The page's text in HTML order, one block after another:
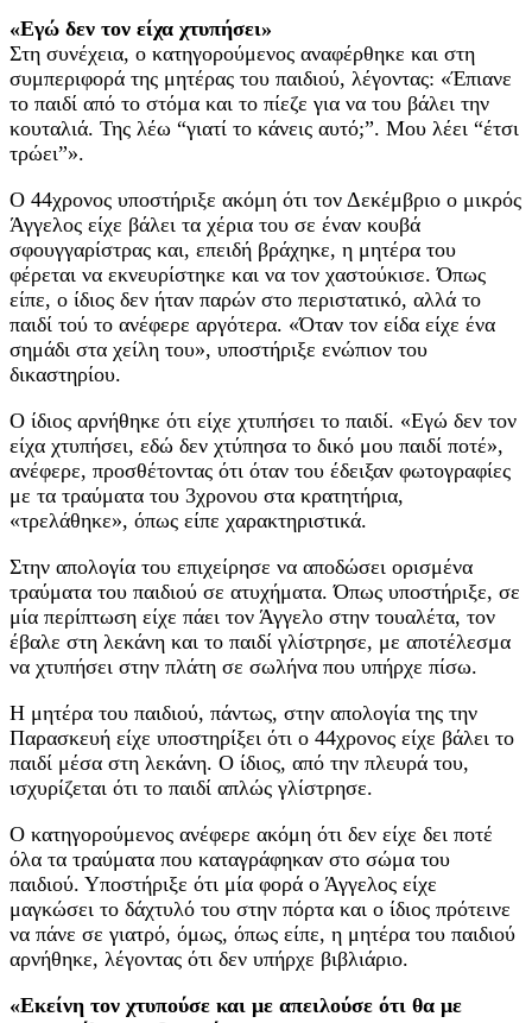
«Εγώ δεν τον είχα χτυπήσει»
Στη συνέχεια, ο κατηγορούμενος αναφέρθηκε και στη
συμπεριφορά της μητέρας του παιδιού, λέγοντας: «Έπιανε
το παιδί από το στόμα και το πίεζε για να του βάλει την
κουταλιά. Της λέω “γιατί το κάνεις αυτό;”. Μου λέει “έτσι
τρώει”».
Ο 44χρονος υποστήριξε ακόμη ότι τον Δεκέμβριο ο μικρός
Άγγελος είχε βάλει τα χέρια του σε έναν κουβά
σφουγγαρίστρας και, επειδή βράχηκε, η μητέρα του
φέρεται να εκνευρίστηκε και να τον χαστούκισε. Όπως
είπε, ο ίδιος δεν ήταν παρών στο περιστατικό, αλλά το
παιδί τού το ανέφερε αργότερα. «Όταν τον είδα είχε ένα
σημάδι στα χείλη του», υποστήριξε ενώπιον του
δικαστηρίου.
Ο ίδιος αρνήθηκε ότι είχε χτυπήσει το παιδί. «Εγώ δεν τον
είχα χτυπήσει, εδώ δεν χτύπησα το δικό μου παιδί ποτέ»,
ανέφερε, προσθέτοντας ότι όταν του έδειξαν φωτογραφίες
με τα τραύματα του 3χρονου στα κρατητήρια,
«τρελάθηκε», όπως είπε χαρακτηριστικά.
Στην απολογία του επιχείρησε να αποδώσει ορισμένα
τραύματα του παιδιού σε ατυχήματα. Όπως υποστήριξε, σε
μία περίπτωση είχε πάει τον Άγγελο στην τουαλέτα, τον
έβαλε στη λεκάνη και το παιδί γλίστρησε, με αποτέλεσμα
να χτυπήσει στην πλάτη σε σωλήνα που υπήρχε πίσω.
Η μητέρα του παιδιού, πάντως, στην απολογία της την
Παρασκευή είχε υποστηρίξει ότι ο 44χρονος είχε βάλει το
παιδί μέσα στη λεκάνη. Ο ίδιος, από την πλευρά του,
ισχυρίζεται ότι το παιδί απλώς γλίστρησε.
Ο κατηγορούμενος ανέφερε ακόμη ότι δεν είχε δει ποτέ
όλα τα τραύματα που καταγράφηκαν στο σώμα του
παιδιού. Υποστήριξε ότι μία φορά ο Άγγελος είχε
μαγκώσει το δάχτυλό του στην πόρτα και ο ίδιος πρότεινε
να πάνε σε γιατρό, όμως, όπως είπε, η μητέρα του παιδιού
αρνήθηκε, λέγοντας ότι δεν υπήρχε βιβλιάριο.
«Εκείνη τον χτυπούσε και με απειλούσε ότι θα με